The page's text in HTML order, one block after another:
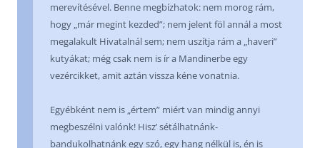
merevítésével. Benne megbízhatok: nem morog rám,
hogy „már megint kezded”; nem jelent föl annál a most
megalakult Hivatalnál sem; nem uszítja rám a „haveri”
kutyákat; még csak nem is ír a Mandinerbe egy
vezércikket, amit aztán vissza kéne vonatnia.
Egyébként nem is „értem” miért van mindig annyi
megbeszélni valónk! Hisz’ sétálhatnánk-
bandukolhatnánk egy szó, egy hang nélkül is, én is